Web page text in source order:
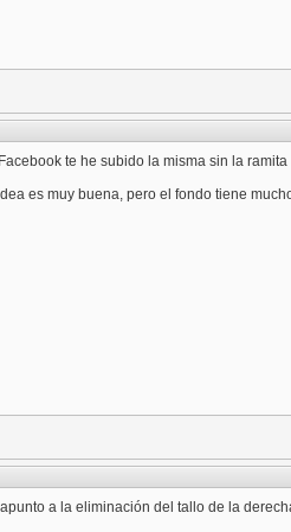
te he subido la misma sin la
es muy buena, pero el fondo tiene
apunto a la eliminación del tallo de la